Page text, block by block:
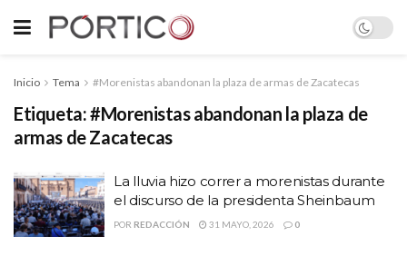
Inicio Tema #Morenistas abandonan la plaza de armas de Zacatecas
Etiqueta:#Morenistas abandonan la plaza de
armas de Zacatecas
La lluvia hizo correr a morenistas durante
el discurso de la presidenta Sheinbaum
POR REDACCIÓN 31 MAYO, 2026 0